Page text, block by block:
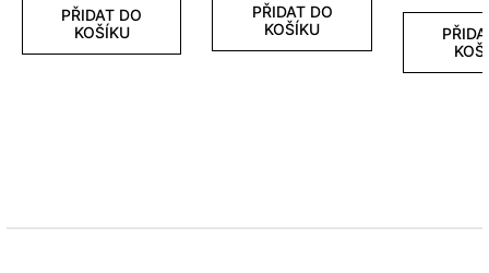
PŘIDAT DO
KOŠÍKU
PŘIDAT DO
KOŠÍKU